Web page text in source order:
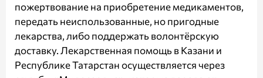
пожертвование на приобретение медикаментов,
передать неиспользованные, но пригодные
лекарства, либо поддержать волонтёрскую
доставку. Лекарственная помощь в Казани и
Республике Татарстан осуществляется через